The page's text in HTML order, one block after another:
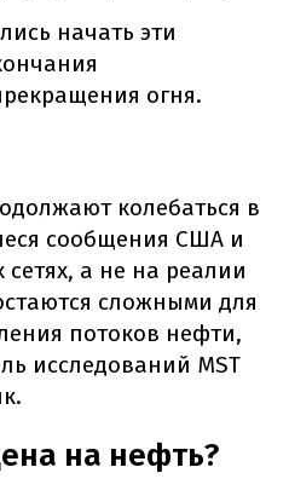
начать эти
огня.
колебаться в
сообщения США и
а не на реалии
сложными для
потоков нефти,
исследований MST
на нефть?